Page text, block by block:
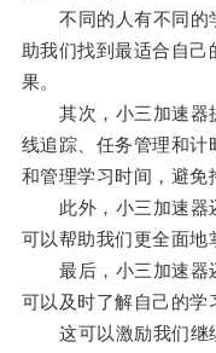
不同的人有不同的
助我们找到最适合自
果。
其次，小三加速器
线追踪、任务管理和计
和管理学习时间，避免
此外，小三加速器还
可以帮助我们更全面地
最后，小三加速器还
可以及时了解自己的学
这可以激励我们继